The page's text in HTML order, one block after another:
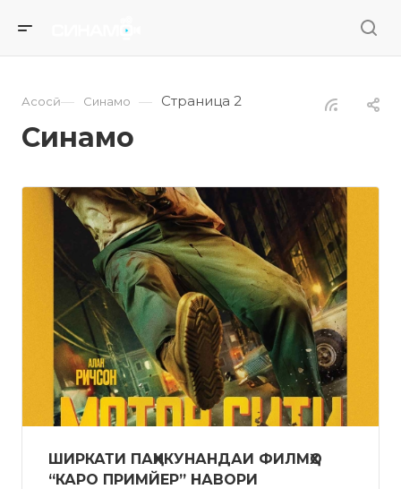
Асосӣ — Синамо — Страница 2
Синамо
ШИРКАТИ ПАҲНКУНАНДАИ ФИЛМҲО
“КАРО ПРИМЙЕР” НАВОРИ